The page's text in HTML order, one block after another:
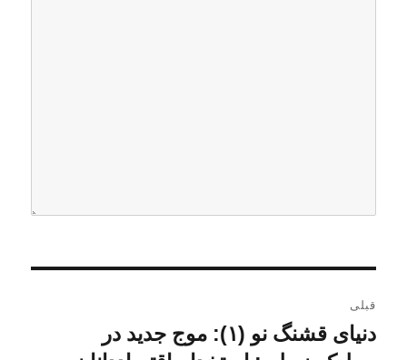
ا
قبلی
ن
دنیای قشنگ نو (۱): موج جدید در